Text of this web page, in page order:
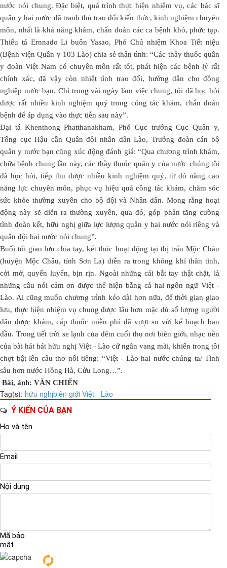
nước nói chung. Đặc biệt, quá trình thực hiện nhiệm vụ, các bác sĩ
quân y hai nước đã tranh thủ trao đổi kiến thức, kinh nghiệm chuyên
môn, nhất là khả năng khám, chẩn đoán các ca bệnh khó, phức tạp.
Thiếu tá Ernnado Li buôn Yasao, Phó Chủ nhiệm Khoa Tiết niệu
(Bệnh viện Quân y 103 Lào) chia sẻ thân tình: “Các thầy thuốc quân
y đoàn Việt Nam có chuyên môn rất tốt, phát hiện các bệnh lý rất
chính xác, đã vậy còn nhiệt tình trao đổi, hướng dẫn cho đồng
nghiệp nước bạn. Chỉ trong vài ngày làm việc chung, tôi đã học hỏi
được rất nhiều kinh nghiệm quý trong công tác khám, chẩn đoán
bệnh để áp dụng vào thực tiễn sau này”.
Đại tá Khenthong Phatthanakham, Phó Cục trưởng Cục Quân y,
Tổng cục Hậu cần Quân đội nhân dân Lào, Trưởng đoàn cán bộ
quân y nước bạn cũng xúc động đánh giá: “Qua chương trình khám,
chữa bệnh chung lần này, các thầy thuốc quân y của nước chúng tôi
đã học hỏi, tiếp thu được nhiều kinh nghiệm quý, từ đó nâng cao
năng lực chuyên môn, phục vụ hiệu quả công tác khám, chăm sóc
sức khỏe thường xuyên cho bộ đội và Nhân dân. Mong rằng hoạt
động này sẽ diễn ra thường xuyên, qua đó, góp phần tăng cường
tình đoàn kết, hữu nghị giữa lực lượng quân y hai nước nói riêng và
quân đội hai nước nói chung”.
Buổi tối giao lưu chia tay, kết thúc hoạt động tại thị trấn Mộc Châu
(huyện Mộc Châu, tỉnh Sơn La) diễn ra trong không khí thân tình,
cởi mở, quyến luyến, bịn rịn. Ngoài những cái bắt tay thật chặt, là
những câu nói cảm ơn được thể hiện bằng cả hai ngôn ngữ Việt -
Lào. Ai cũng muốn chương trình kéo dài hơn nữa, để thời gian giao
lưu, thực hiện nhiệm vụ chung được lâu hơn mặc dù số lượng người
dân được khám, cấp thuốc miễn phí đã vượt so với kế hoạch ban
đầu. Trong tiết trời se lạnh của đêm cuối thu nơi biên giới, nhạc nền
của bài hát hát hữu nghị Việt - Lào cứ ngân vang mãi, khiến trong tôi
chợt bật lên câu thơ nổi tiếng: “Việt - Lào hai nước chúng ta/ Tình
sâu hơn nước Hồng Hà, Cửu Long…”.
Bài, ảnh: VĂN CHIỂN
Tag(s): hữu nghịbiên giới Việt - Lào
Ý KIẾN CỦA BẠN
Họ và tên
Email
Nội dung
Mã bảo
mật